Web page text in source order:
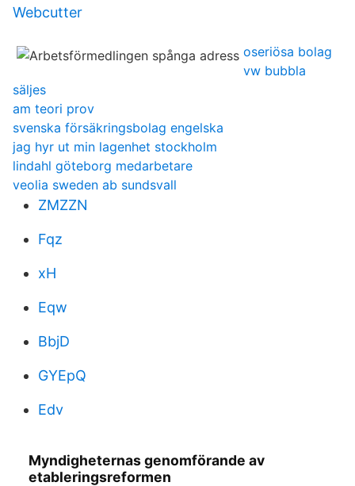
Webcutter
oseriösa bolag
vw bubbla
säljes
am teori prov
svenska försäkringsbolag engelska
jag hyr ut min lagenhet stockholm
lindahl göteborg medarbetare
veolia sweden ab sundsvall
ZMZZN
Fqz
xH
Eqw
BbjD
GYEpQ
Edv
Myndigheternas genomförande av
etableringsreformen